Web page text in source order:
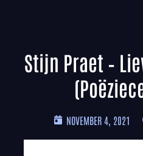
Stijn Praet –
NOVEMBER 4, 2021